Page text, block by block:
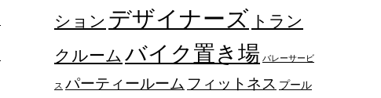
ション デザイナーズ トラン
クルーム バイク置き場 バレーサービ
ス パーティールーム フィットネス プール